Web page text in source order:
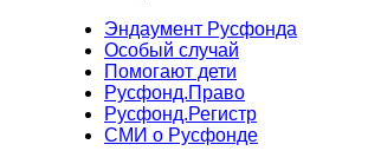
Эндаумент Русфонда
Особый случай
Помогают дети
Русфонд.Право
Русфонд.Регистр
СМИ о Русфонде